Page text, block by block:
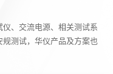
、交流电源、相关测试系
测试，华仪产品及方案也